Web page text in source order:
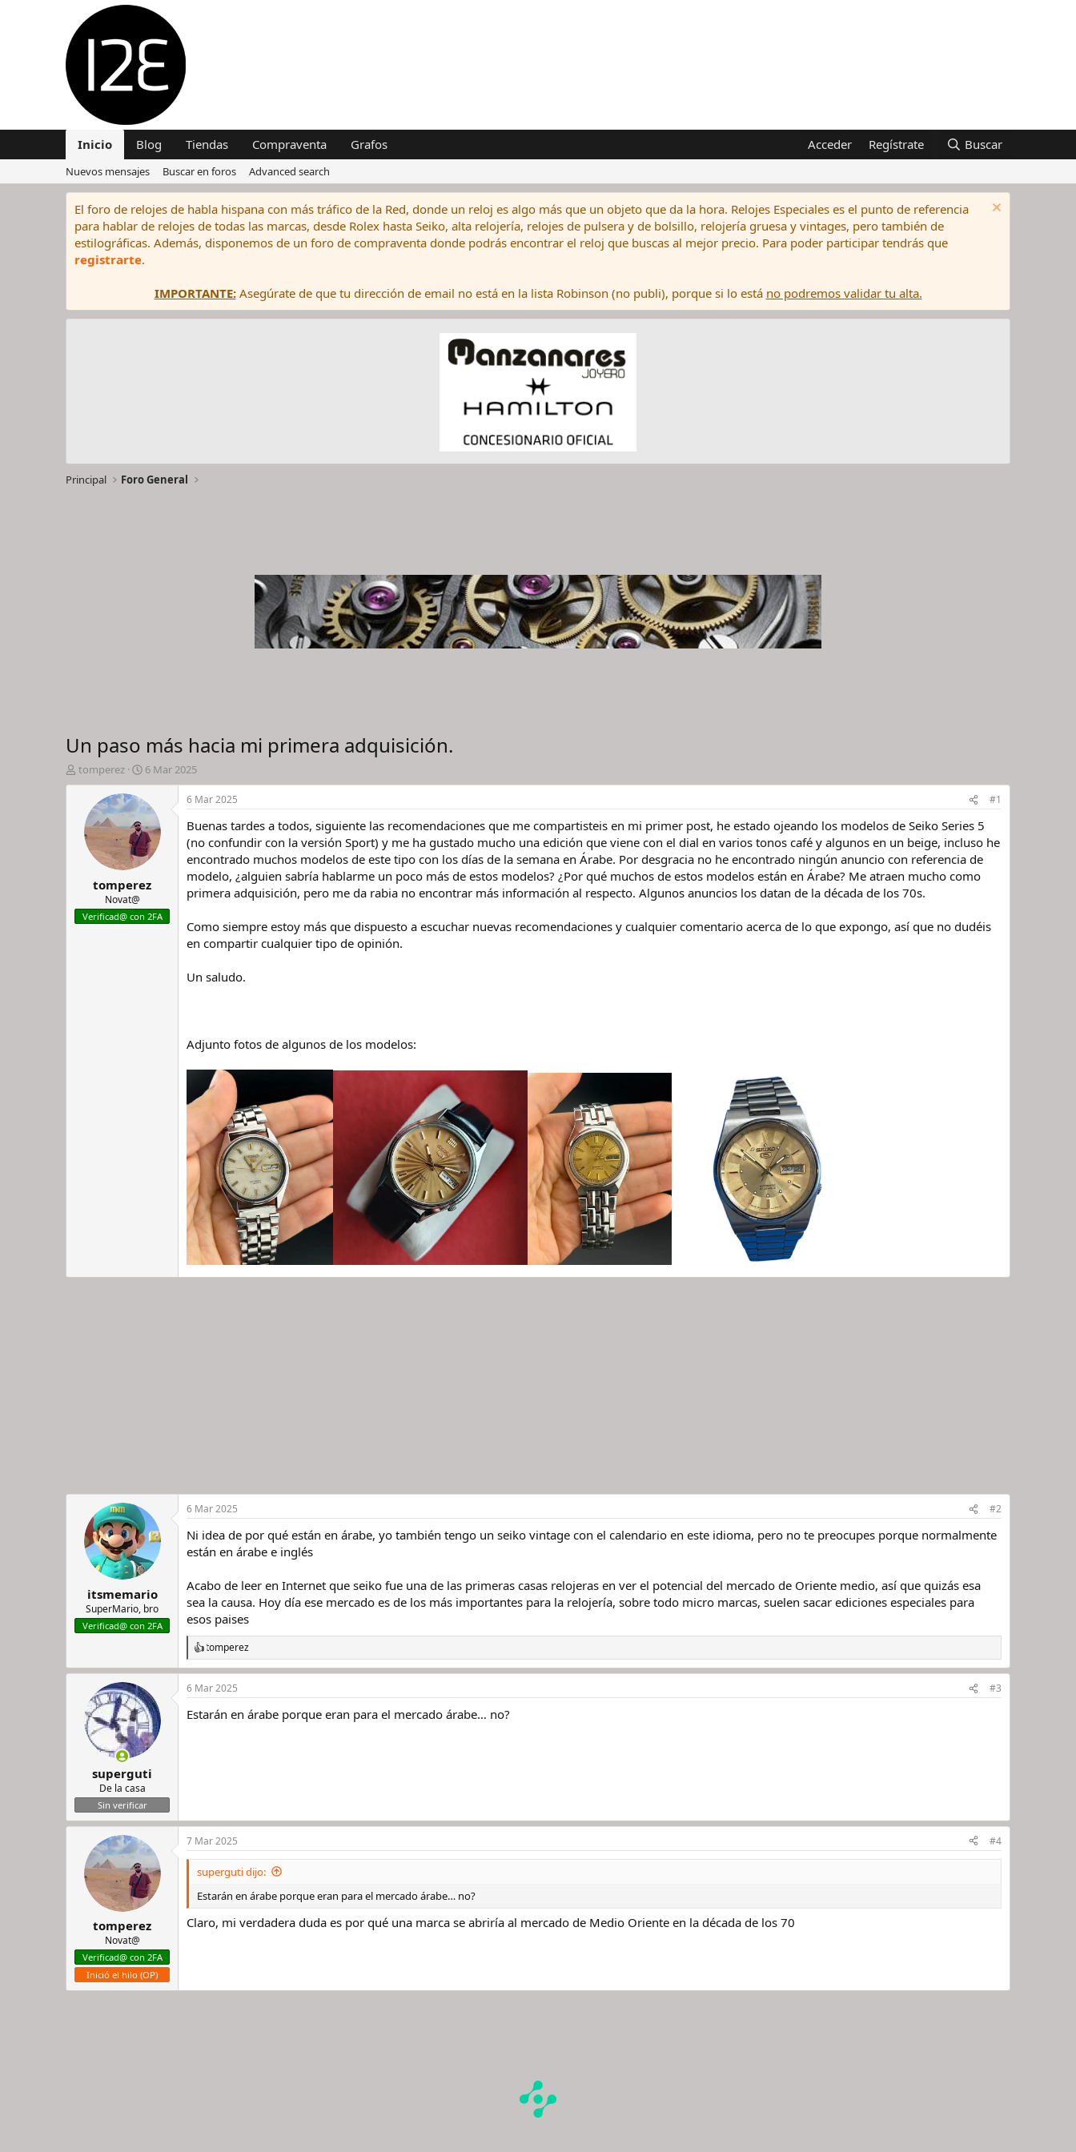
Inicio Blog Tiendas Compraventa Grafos Acceder Regístrate Buscar
Nuevos mensajes Buscar en foros Advanced search
El foro de relojes de habla hispana con más tráfico de la Red, donde un reloj es algo más que un objeto que da la hora. Relojes Especiales es el punto de referencia
para hablar de relojes de todas las marcas, desde Rolex hasta Seiko, alta relojería, relojes de pulsera y de bolsillo, relojería gruesa y vintages, pero también de
estilográficas. Además, disponemos de un foro de compraventa donde podrás encontrar el reloj que buscas al mejor precio. Para poder participar tendrás que
registrarte.
IMPORTANTE:Asegúrate de que tu dirección de email no está en la lista Robinson (no publi), porque si lo está no podremos validar tu alta.
Principal Foro General
Un paso más hacia mi primera adquisición.
I
n
e
l
tomperez
F
e
c
h
a
d
e
n
c
i
6 Mar 2025
tomperez
Novat@
Verificad@ con 2FA
6 Mar 2025 #1
Buenas tardes a todos, siguiente las recomendaciones que me compartisteis en mi primer post, he estado ojeando los modelos de Seiko Series 5
(no confundir con la versión Sport) y me ha gustado mucho una edición que viene con el dial en varios tonos café y algunos en un beige, incluso he
encontrado muchos modelos de este tipo con los días de la semana en Árabe. Por desgracia no he encontrado ningún anuncio con referencia de
modelo, ¿alguien sabría hablarme un poco más de estos modelos? ¿Por qué muchos de estos modelos están en Árabe? Me atraen mucho como
primera adquisición, pero me da rabia no encontrar más información al respecto. Algunos anuncios los datan de la década de los 70s.
Como siempre estoy más que dispuesto a escuchar nuevas recomendaciones y cualquier comentario acerca de lo que expongo, así que no dudéis
en compartir cualquier tipo de opinión.
Un saludo.
Adjunto fotos de algunos de los modelos:
itsmemario
SuperMario, bro
Verificad@ con 2FA
6 Mar 2025 #2
Ni idea de por qué están en árabe, yo también tengo un seiko vintage con el calendario en este idioma, pero no te preocupes porque normalmente
están en árabe e inglés
Acabo de leer en Internet que seiko fue una de las primeras casas relojeras en ver el potencial del mercado de Oriente medio, así que quizás esa
sea la causa. Hoy día ese mercado es de los más importantes para la relojería, sobre todo micro marcas, suelen sacar ediciones especiales para
esos paises
R
e
a
c
i
tomperez
superguti
De la casa
Sin verificar
6 Mar 2025 #3
Estarán en árabe porque eran para el mercado árabe… no?
tomperez
Novat@
Verificad@ con 2FA
Inició el hilo (OP)
7 Mar 2025 #4
superguti dijo:
Estarán en árabe porque eran para el mercado árabe… no?
Claro, mi verdadera duda es por qué una marca se abriría al mercado de Medio Oriente en la década de los 70